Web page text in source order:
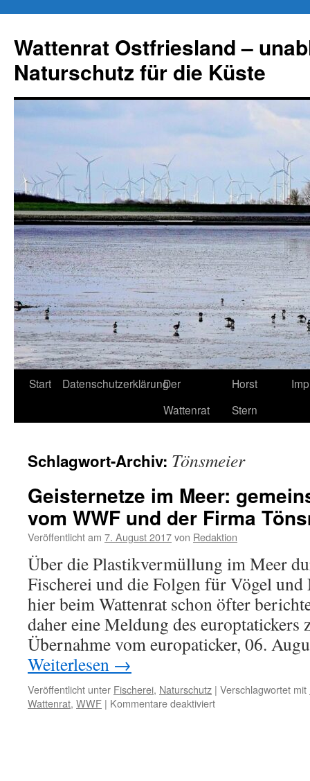
springen
Wattenrat Ostfriesland –
Naturschutz für die Küste
Start DatenschutzerklärungDer
Wattenrat
Horst
Stern
Schlagwort-Archiv: Tönsmeier
Geisternetze im Meer:
vom WWF und der Firma
Veröffentlicht am 7. August 2017von Redaktion
Über die Plastikvermüllung im Meer
Fischerei und die Folgen für Vögel und
hier beim Wattenrat schon öfter
daher eine Meldung des europtatickers
Übernahme vom europaticker, 06.
Weiterlesen →
Veröffentlicht unter Fischerei, Naturschutz | Verschlagwortet mit
Wattenrat, WWF | Kommentare deaktiviertfür